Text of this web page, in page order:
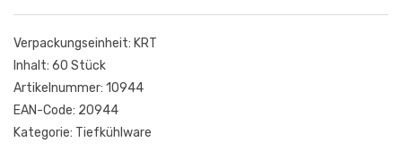
Verpackungseinheit: KRT
Inhalt: 60 Stück
Artikelnummer: 10944
EAN-Code: 20944
Kategorie: Tiefkühlware